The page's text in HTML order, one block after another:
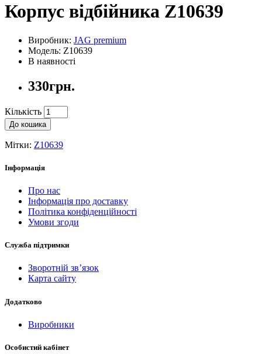
Корпус відбійника Z10639
Виробник: JAG premium
Модель: Z10639
В наявності
330грн.
Кількість
До кошика
Мітки: Z10639
Інформація
Про нас
Інформація про доставку
Політика конфіденційності
Умови згоди
Служба підтримки
Зворотній зв’язок
Карта сайту
Додатково
Виробники
Особистий кабінет